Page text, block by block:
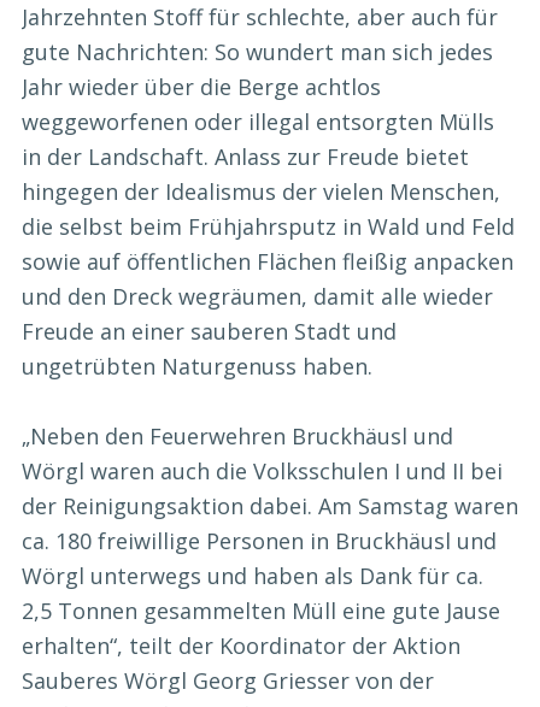
Jahrzehnten Stoff für schlechte, aber auch für
gute Nachrichten: So wundert man sich jedes
Jahr wieder über die Berge achtlos
weggeworfenen oder illegal entsorgten Mülls
in der Landschaft. Anlass zur Freude bietet
hingegen der Idealismus der vielen Menschen,
die selbst beim Frühjahrsputz in Wald und Feld
sowie auf öffentlichen Flächen fleißig anpacken
und den Dreck wegräumen, damit alle wieder
Freude an einer sauberen Stadt und
ungetrübten Naturgenuss haben.
„Neben den Feuerwehren Bruckhäusl und
Wörgl waren auch die Volksschulen I und II bei
der Reinigungsaktion dabei. Am Samstag waren
ca. 180 freiwillige Personen in Bruckhäusl und
Wörgl unterwegs und haben als Dank für ca.
2,5 Tonnen gesammelten Müll eine gute Jause
erhalten“, teilt der Koordinator der Aktion
Sauberes Wörgl Georg Griesser von der